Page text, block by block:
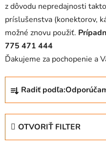
z dôvodu nepredajnosti
príslušenstva (konektorov,
možné znovu použiť.
775 471 444
Ďakujeme za pochopenie a
R
d
Radiť podľa:
OTVORIŤ FILTER